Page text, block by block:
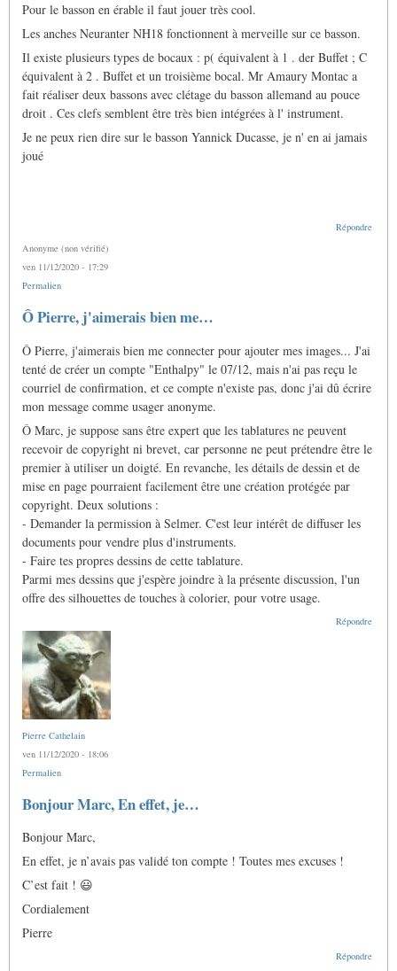
Pour le basson en érable il faut jouer très cool.
Les anches Neuranter NH18 fonctionnent à merveille sur ce basson.
Il existe plusieurs types de bocaux : p( équivalent à 1 . der Buffet ; C
équivalent à 2 . Buffet et un troisième bocal. Mr Amaury Montac a
fait réaliser deux bassons avec clétage du basson allemand au pouce
droit . Ces clefs semblent être très bien intégrées à l' instrument.
Je ne peux rien dire sur le basson Yannick Ducasse, je n' en ai jamais
joué
Répondre
Anonyme (non vérifié)
ven 11/12/2020 - 17:29
Permalien
Ô Pierre, j'aimerais bien me…
Ô Pierre, j'aimerais bien me connecter pour ajouter mes images... J'ai
tenté de créer un compte "Enthalpy" le 07/12, mais n'ai pas reçu le
courriel de confirmation, et ce compte n'existe pas, donc j'ai dû écrire
mon message comme usager anonyme.
Ô Marc, je suppose sans être expert que les tablatures ne peuvent
recevoir de copyright ni brevet, car personne ne peut prétendre être le
premier à utiliser un doigté. En revanche, les détails de dessin et de
mise en page pourraient facilement être une création protégée par
copyright. Deux solutions :
- Demander la permission à Selmer. C'est leur intérêt de diffuser les
documents pour vendre plus d'instruments.
- Faire tes propres dessins de cette tablature.
Parmi mes dessins que j'espère joindre à la présente discussion, l'un
offre des silhouettes de touches à colorier, pour votre usage.
Répondre
Pierre Cathelain
ven 11/12/2020 - 18:06
Permalien
En
réponse
Ô
j'aimerais
me…
par
Anonyme
(non
Bonjour Marc, En effet, je…
Bonjour Marc,
En effet, je n’avais pas validé ton compte ! Toutes mes excuses !
C’est fait ! 😃
Cordialement
Pierre
Répondre